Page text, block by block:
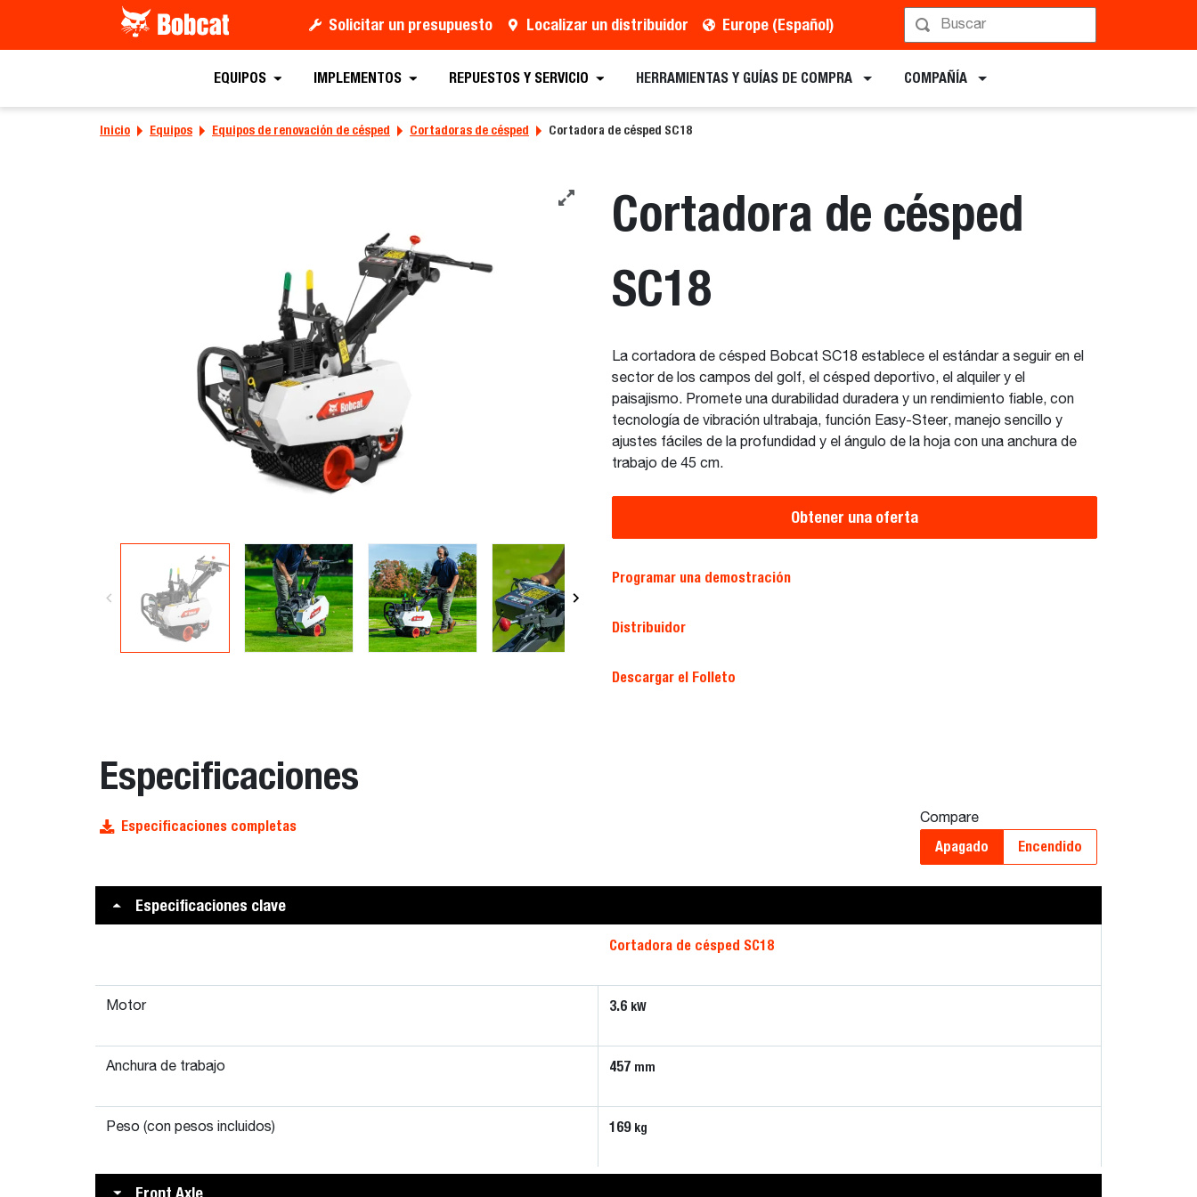
Solicitar un presupuesto Localizar un distribuidor Europe (Español)
EQUIPOS IMPLEMENTOS REPUESTOS Y SERVICIO HERRAMIENTAS Y GUÍAS DE COMPRA COMPAÑÍA
Inicio Equipos Equipos de renovación de césped Cortadoras de césped Cortadora de césped SC18
Cortadora de césped
SC18
La cortadora de césped Bobcat SC18 establece el estándar a seguir en el
sector de los campos del golf, el césped deportivo, el alquiler y el
paisajismo. Promete una durabilidad duradera y un rendimiento fiable, con
tecnología de vibración ultrabaja, función Easy-Steer, manejo sencillo y
ajustes fáciles de la profundidad y el ángulo de la hoja con una anchura de
trabajo de 45 cm.
Obtener una oferta
Programar una demostración
Distribuidor
Descargar el Folleto
Especificaciones
Especificaciones completas Compare
Apagado Encendido
Especificaciones clave
Cortadora de césped SC18
Motor 3.6 kW
Anchura de trabajo 457 mm
Peso (con pesos incluidos) 169 kg
Front Axle
Obtener una oferta Localizar un distribuidor Solicitar Folletos Programar una demostración